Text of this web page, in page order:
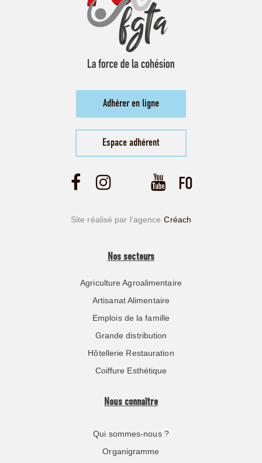
Adhérer en ligne
Espace adhérent
Site réalisé par l’agence Créach
Nos secteurs
Agriculture Agroalimentaire
Artisanat Alimentaire
Emplois de la famille
Grande distribution
Hôtellerie Restauration
Coiffure Esthétique
Nous connaître
Qui sommes-nous ?
Organigramme